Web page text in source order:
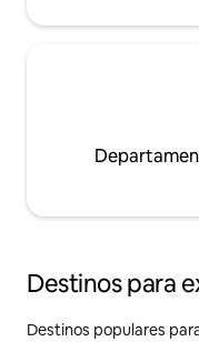
Destinos para
Destinos populares